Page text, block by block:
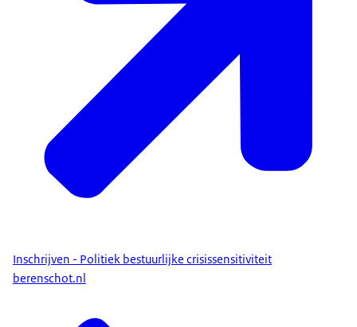
Inschrijven - Politiek bestuurlijke crisissensitiviteit
berenschot.nl